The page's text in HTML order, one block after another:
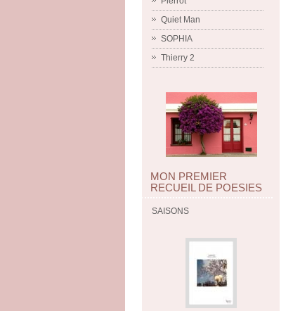
Quiet Man
SOPHIA
Thierry 2
MON PREMIER
RECUEIL DE POESIES
SAISONS